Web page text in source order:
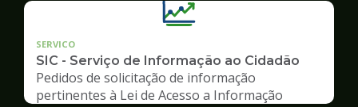
SERVICO
SIC - Serviço de Informação ao Cidadão
Pedidos de solicitação de informação
pertinentes à Lei de Acesso a Informação